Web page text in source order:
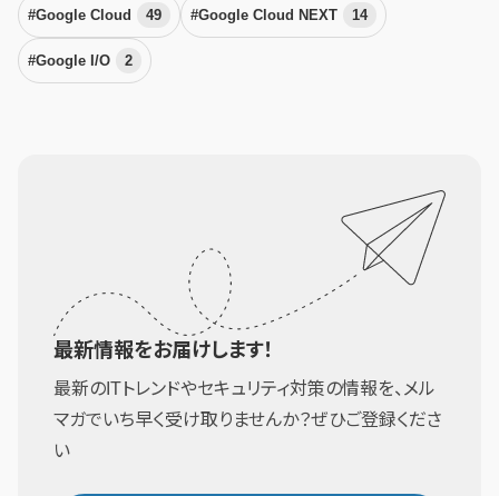
#Google Cloud 49 #Google Cloud NEXT 14
#Google I/O 2
最新情報をお届けします！
最新のITトレンドやセキュリティ対策の情報を、メル
マガでいち早く受け取りませんか？ぜひご登録くださ
い